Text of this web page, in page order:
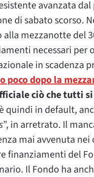
avanzata
di sabato scorso.
mezzanotte del
necessari per
in scadenza
poco dopo la
ciò che tutti
quindi in default,
”, in arretrato. Il
mai avvenuta
finanziamenti del
Il Fondo ha